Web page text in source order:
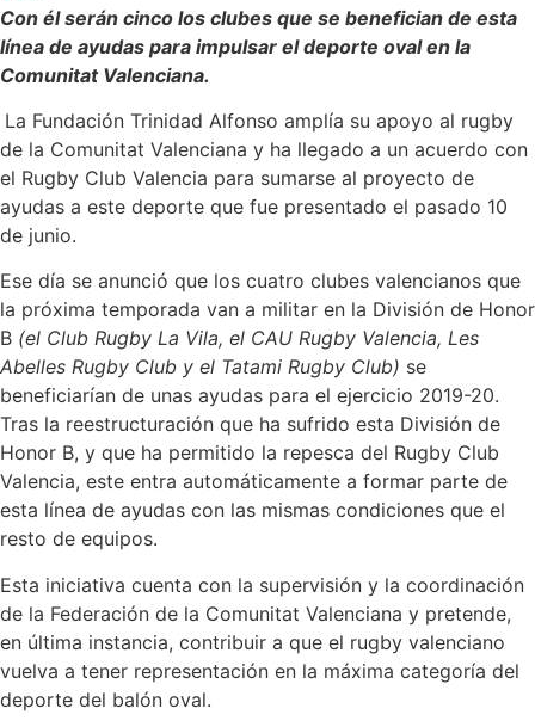
Con él serán cinco los clubes que se benefician de esta
línea de ayudas para impulsar el deporte oval en la
Comunitat Valenciana.
La Fundación Trinidad Alfonso amplía su apoyo al rugby
de la Comunitat Valenciana y ha llegado a un acuerdo con
el Rugby Club Valencia para sumarse al proyecto de
ayudas a este deporte que fue presentado el pasado 10
de junio.
Ese día se anunció que los cuatro clubes valencianos que
la próxima temporada van a militar en la División de Honor
B (el Club Rugby La Vila, el CAU Rugby Valencia, Les
Abelles Rugby Club y el Tatami Rugby Club) se
beneficiarían de unas ayudas para el ejercicio 2019-20.
Tras la reestructuración que ha sufrido esta División de
Honor B, y que ha permitido la repesca del Rugby Club
Valencia, este entra automáticamente a formar parte de
esta línea de ayudas con las mismas condiciones que el
resto de equipos.
Esta iniciativa cuenta con la supervisión y la coordinación
de la Federación de la Comunitat Valenciana y pretende,
en última instancia, contribuir a que el rugby valenciano
vuelva a tener representación en la máxima categoría del
deporte del balón oval.